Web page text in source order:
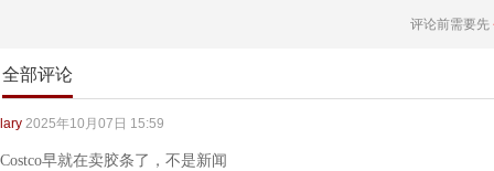
评论前需要先
全部评论
lary 2025年10月07日 15:59
Costco早就在卖胶条了，不是新闻